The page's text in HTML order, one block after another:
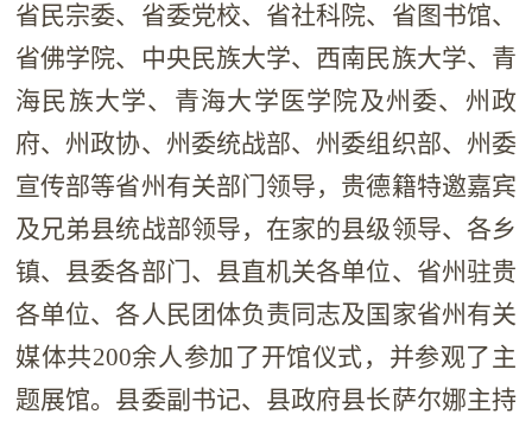
省民宗委、省委党校、省社科院、省图书馆、
省佛学院、中央民族大学、西南民族大学、青
海民族大学、青海大学医学院及州委、州政
府、州政协、州委统战部、州委组织部、州委
宣传部等省州有关部门领导，贵德籍特邀嘉宾
及兄弟县统战部领导，在家的县级领导、各乡
镇、县委各部门、县直机关各单位、省州驻贵
各单位、各人民团体负责同志及国家省州有关
媒体共200余人参加了开馆仪式，并参观了主
题展馆。县委副书记、县政府县长萨尔娜主持